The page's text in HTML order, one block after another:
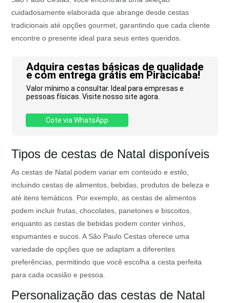
cuidadosamente elaborada que abrange desde cestas
tradicionais até opções gourmet, garantindo que cada cliente
encontre o presente ideal para seus entes queridos.
Adquira cestas básicas de qualidade
e com entrega grátis em Piracicaba!
Valor mínimo a consultar. Ideal para empresas e
pessoas físicas. Visite nosso site agora.
Cote via WhatsApp
Tipos de cestas de Natal disponíveis
As cestas de Natal podem variar em conteúdo e estilo,
incluindo cestas de alimentos, bebidas, produtos de beleza e
até itens temáticos. Por exemplo, as cestas de alimentos
podem incluir frutas, chocolates, panetones e biscoitos,
enquanto as cestas de bebidas podem conter vinhos,
espumantes e sucos. A São Paulo Cestas oferece uma
variedade de opções que se adaptam a diferentes
preferências, permitindo que você escolha a cesta perfeita
para cada ocasião e pessoa.
Personalização das cestas de Natal